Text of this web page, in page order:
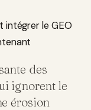
intégrer le GEO
des
ignorent le
érosion